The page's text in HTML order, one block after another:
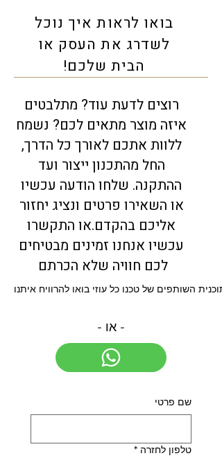
בואו לראות איך נוכל
לשדרג את העסק או
הבית שלכם!
רוצים לדעת עוד? מתלבטים
איזה מוצר מתאים לכם? נשמח
ללוות אתכם לאורך כל הדרך,
החל מהתכנון ייצור ועד
ההתקנה. שלחו הודעה עכשיו
או השאירו פרטים ונציג יחזור
אליכם בהקדם.או התקשרו
עכשיו אנחנו זמינים מבטיחים
לכם חוויה שלא הכרתם
תוכנית השותפים של טכנו כל עוזי בואו להרוויח איתנו
- או -
שם פרטי
טלפון לחזרה *